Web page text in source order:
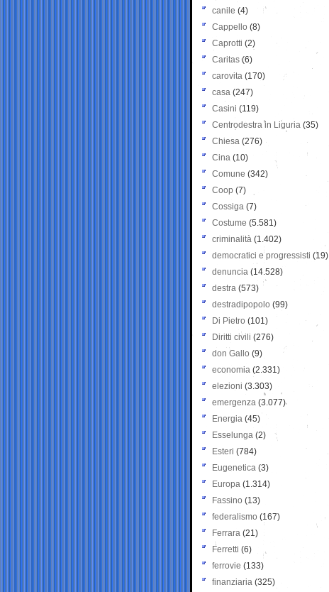
canile (4)
Cappello (8)
Caprotti (2)
Caritas (6)
carovita (170)
casa (247)
Casini (119)
Centrodestra in Liguria (35)
Chiesa (276)
Cina (10)
Comune (342)
Coop (7)
Cossiga (7)
Costume (5.581)
criminalità (1.402)
democratici e progressisti (19)
denuncia (14.528)
destra (573)
destradipopolo (99)
Di Pietro (101)
Diritti civili (276)
don Gallo (9)
economia (2.331)
elezioni (3.303)
emergenza (3.077)
Energia (45)
Esselunga (2)
Esteri (784)
Eugenetica (3)
Europa (1.314)
Fassino (13)
federalismo (167)
Ferrara (21)
Ferretti (6)
ferrovie (133)
finanziaria (325)